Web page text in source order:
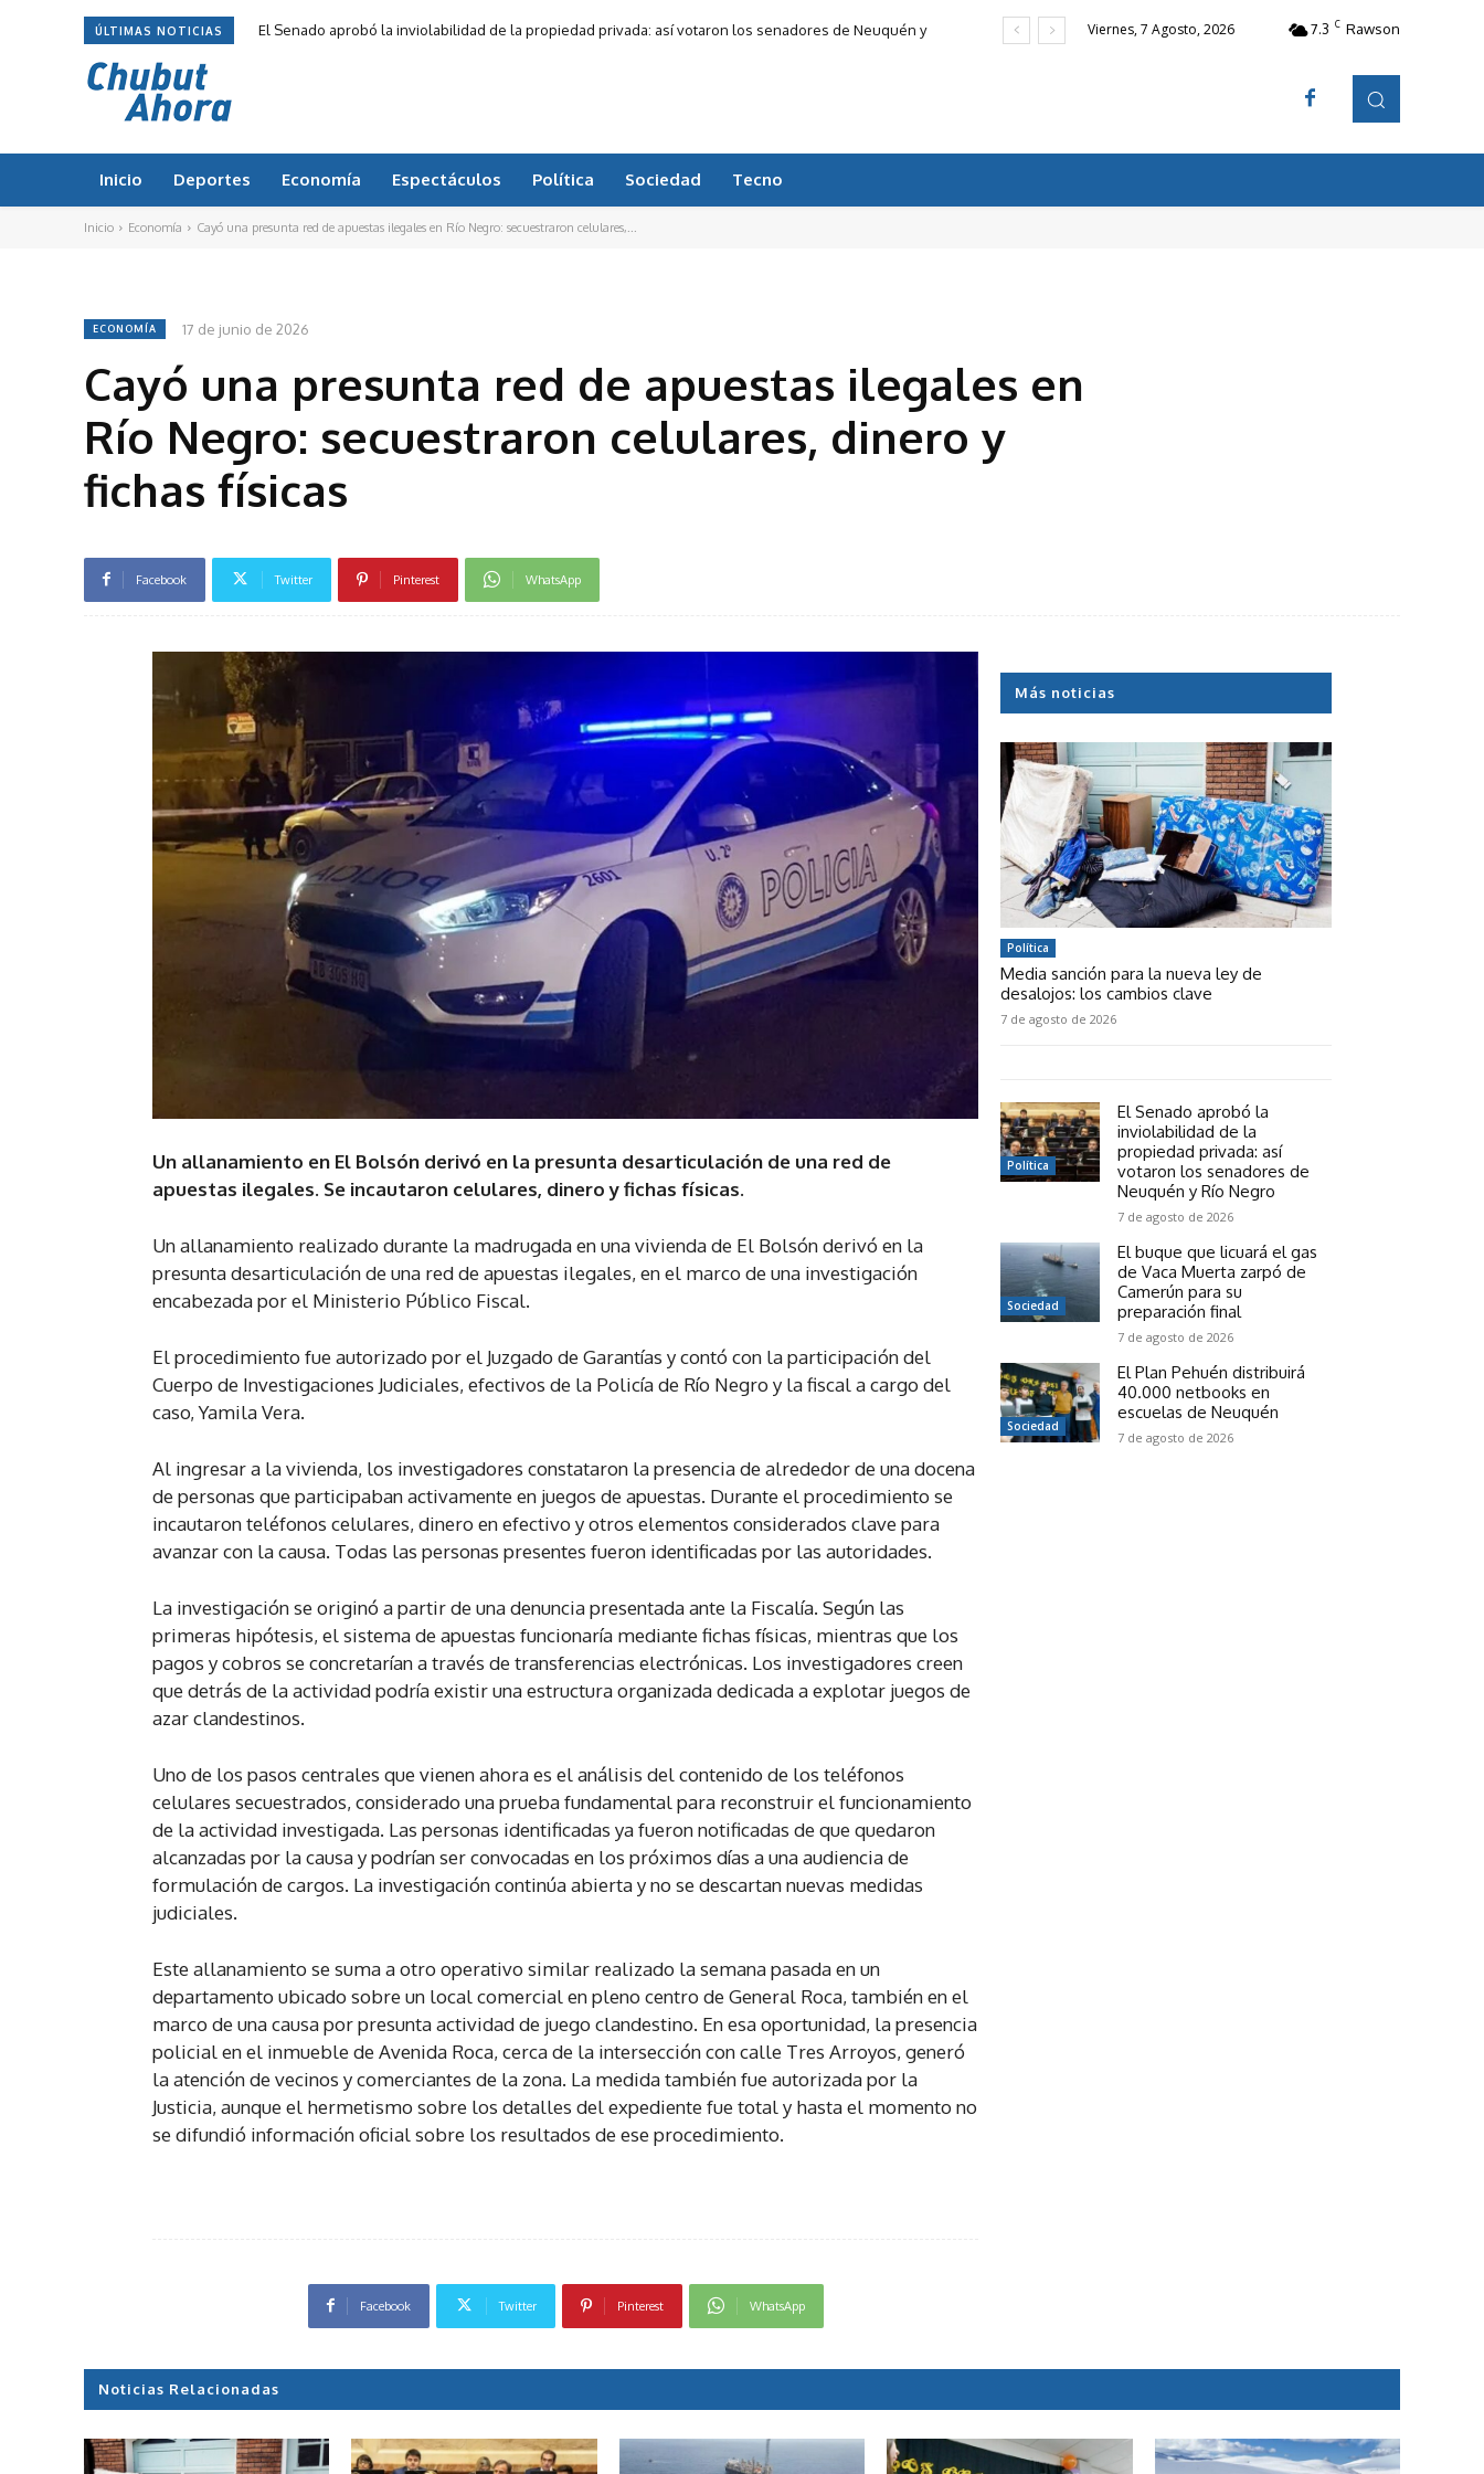
ÚLTIMAS NOTICIAS
El Senado aprobó la inviolabilidad de la propiedad privada: así votaron los senadores de Neuquén y
Viernes, 7 Agosto, 2026 7.3 C Rawson
Inicio Deportes Economía Espectáculos Política Sociedad Tecno
Inicio Economía Cayó una presunta red de apuestas ilegales en Río Negro: secuestraron celulares,...
ECONOMÍA 17 de junio de 2026
Cayó una presunta red de apuestas ilegales en
Río Negro: secuestraron celulares, dinero y
fichas físicas
Facebook Twitter Pinterest WhatsApp
Un allanamiento en El Bolsón derivó en la presunta desarticulación de una red de
apuestas ilegales. Se incautaron celulares, dinero y fichas físicas.
Un allanamiento realizado durante la madrugada en una vivienda de El Bolsón derivó en la
presunta desarticulación de una red de apuestas ilegales, en el marco de una investigación
encabezada por el Ministerio Público Fiscal.
El procedimiento fue autorizado por el Juzgado de Garantías y contó con la participación del
Cuerpo de Investigaciones Judiciales, efectivos de la Policía de Río Negro y la fiscal a cargo del
caso, Yamila Vera.
Al ingresar a la vivienda, los investigadores constataron la presencia de alrededor de una docena
de personas que participaban activamente en juegos de apuestas. Durante el procedimiento se
incautaron teléfonos celulares, dinero en efectivo y otros elementos considerados clave para
avanzar con la causa. Todas las personas presentes fueron identificadas por las autoridades.
La investigación se originó a partir de una denuncia presentada ante la Fiscalía. Según las
primeras hipótesis, el sistema de apuestas funcionaría mediante fichas físicas, mientras que los
pagos y cobros se concretarían a través de transferencias electrónicas. Los investigadores creen
que detrás de la actividad podría existir una estructura organizada dedicada a explotar juegos de
azar clandestinos.
Uno de los pasos centrales que vienen ahora es el análisis del contenido de los teléfonos
celulares secuestrados, considerado una prueba fundamental para reconstruir el funcionamiento
de la actividad investigada. Las personas identificadas ya fueron notificadas de que quedaron
alcanzadas por la causa y podrían ser convocadas en los próximos días a una audiencia de
formulación de cargos. La investigación continúa abierta y no se descartan nuevas medidas
judiciales.
Este allanamiento se suma a otro operativo similar realizado la semana pasada en un
departamento ubicado sobre un local comercial en pleno centro de General Roca, también en el
marco de una causa por presunta actividad de juego clandestino. En esa oportunidad, la presencia
policial en el inmueble de Avenida Roca, cerca de la intersección con calle Tres Arroyos, generó
la atención de vecinos y comerciantes de la zona. La medida también fue autorizada por la
Justicia, aunque el hermetismo sobre los detalles del expediente fue total y hasta el momento no
se difundió información oficial sobre los resultados de ese procedimiento.
Facebook Twitter Pinterest WhatsApp
Más noticias
Política
Media sanción para la nueva ley de
desalojos: los cambios clave
7 de agosto de 2026
Política
El Senado aprobó la
inviolabilidad de la
propiedad privada: así
votaron los senadores de
Neuquén y Río Negro
7 de agosto de 2026
Sociedad
El buque que licuará el gas
de Vaca Muerta zarpó de
Camerún para su
preparación final
7 de agosto de 2026
Sociedad
El Plan Pehuén distribuirá
40.000 netbooks en
escuelas de Neuquén
7 de agosto de 2026
Noticias Relacionadas